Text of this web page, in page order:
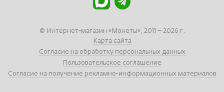
© Интернет-магазин «Монеты», 2011 – 2026 г.
Карта сайта
Согласие на обработку персональных данных
Пользовательское соглашение
Согласие на получение рекламно-информационных материалов